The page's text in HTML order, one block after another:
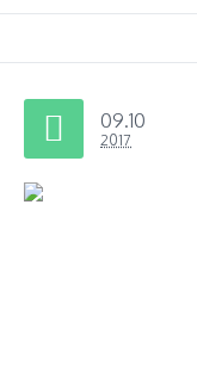
09.10
2017